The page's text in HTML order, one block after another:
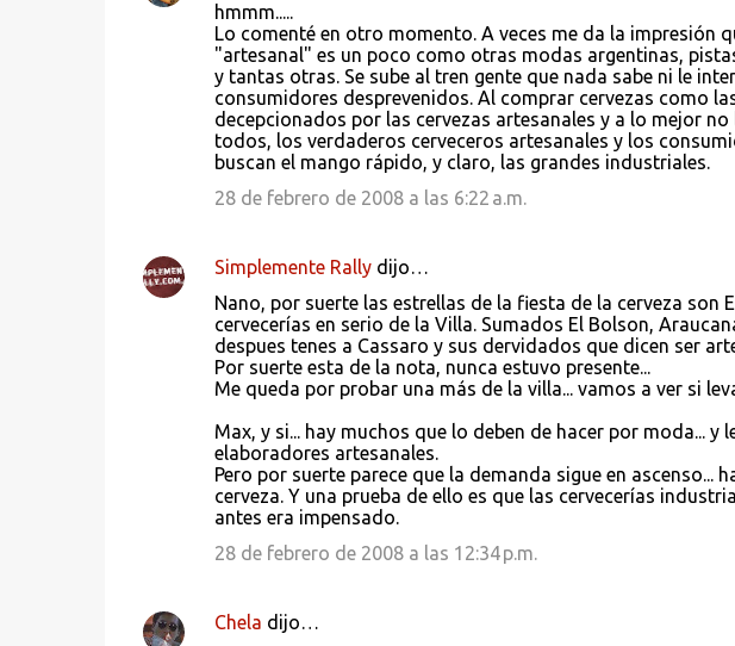
hmmm.....
Lo comenté en otro momento. A veces me da la impresión
"artesanal" es un poco como otras modas argentinas,
y tantas otras. Se sube al tren gente que nada sabe ni le
consumidores desprevenidos. Al comprar cervezas como
decepcionados por las cervezas artesanales y a lo mejor
todos, los verdaderos cerveceros artesanales y los
buscan el mango rápido, y claro, las grandes industriales.
28 de febrero de 2008 a las 6:22 a.m.
Simplemente Rallydijo…
Nano, por suerte las estrellas de la fiesta de la cerveza son
cervecerías en serio de la Villa. Sumados El Bolson,
despues tenes a Cassaro y sus dervidados que dicen ser
Por suerte esta de la nota, nunca estuvo presente...
Me queda por probar una más de la villa... vamos a ver si
Max, y si... hay muchos que lo deben de hacer por moda...
elaboradores artesanales.
Pero por suerte parece que la demanda sigue en ascenso...
cerveza. Y una prueba de ello es que las cervecerías
antes era impensado.
28 de febrero de 2008 a las 12:34 p.m.
Chela dijo…